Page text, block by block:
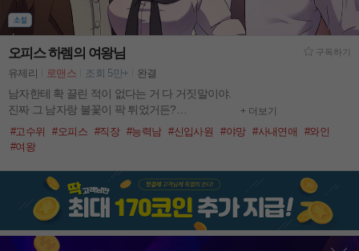
구독하기
오피스 하렘의 여왕님
유제리 로맨스 조회 5만+ 완결
남자한테 확 끌린 적이 없다는 거 다 거짓말이야.
진짜 그 남자랑 불꽃이 팍 튀었거든?
그 순간 뭔가가 너무너무 무서웠던 거야.
더 이상 어린애도 아닌데, 난 뭐가 무서웠던 걸까.
+ 더보기
#고수위 #오피스 #직장 #능력남 #신입사원 #야망 #사내연애
#와인
#여왕